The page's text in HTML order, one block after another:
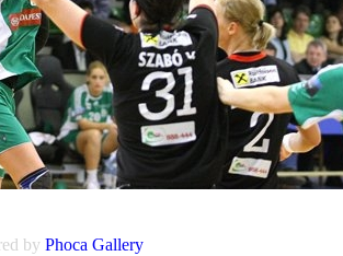
by Phoca Gallery